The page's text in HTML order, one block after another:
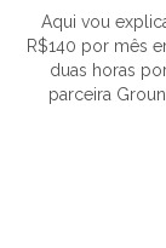
Aqui vou
R$140 por mês
duas horas
parceira